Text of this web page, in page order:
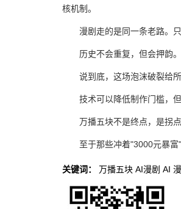
核机制。
漫剧走的是同一条老路。
历史不会重复，但会押韵
说到底，这场泡沫破裂给
技术可以降低制作门槛，
万播五块不是终点，是拐
至于那些冲着"3000元暴富
关键词： 万播五块 AI漫剧 AI